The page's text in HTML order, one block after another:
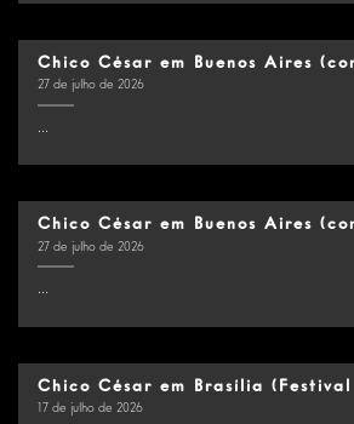
Chico César em Buenos Aires
27 de julho de 2026
...
Chico César em Buenos Aires
27 de julho de 2026
...
Chico César em Brasília (Festival
17 de julho de 2026